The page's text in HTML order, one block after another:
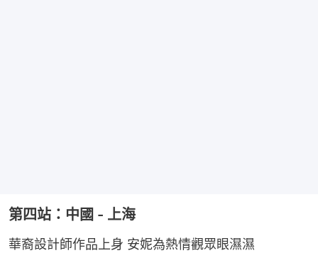
第四站：中國 - 上海
華裔設計師作品上身 安妮為熱情觀眾眼濕濕